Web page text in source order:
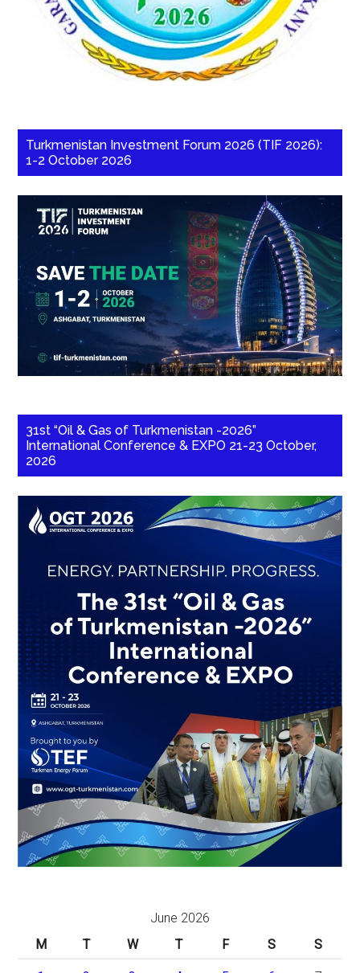
Turkmenistan Investment Forum 2026 (TIF 2026):
1-2 October 2026
31st “Oil & Gas of Turkmenistan -2026”
International Conference & EXPO 21-23 October,
2026
June 2026
M
T W T F S S